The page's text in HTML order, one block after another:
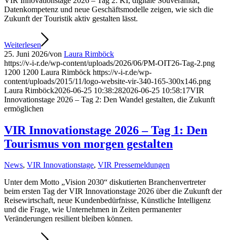
Datenkompetenz und neue Geschäftsmodelle zeigen, wie sich die
Zukunft der Touristik aktiv gestalten lässt.
Weiterlesen
25. Juni 2026/von Laura Rimböck
https://v-i-r.de/wp-content/uploads/2026/06/PM-OIT26-Tag-2.png
1200 1200 Laura Rimböck https://v-i-r.de/wp-
content/uploads/2015/11/logo-website-vir-340-165-300x146.png
Laura Rimböck2026-06-25 10:38:282026-06-25 10:58:17VIR
Innovationstage 2026 – Tag 2: Den Wandel gestalten, die Zukunft
ermöglichen
VIR Innovationstage 2026 – Tag 1: Den
Tourismus von morgen gestalten
News, VIR Innovationstage, VIR Pressemeldungen
Unter dem Motto „Vision 2030“ diskutierten Branchenvertreter
beim ersten Tag der VIR Innovationstage 2026 über die Zukunft der
Reisewirtschaft, neue Kundenbedürfnisse, Künstliche Intelligenz
und die Frage, wie Unternehmen in Zeiten permanenter
Veränderungen resilient bleiben können.